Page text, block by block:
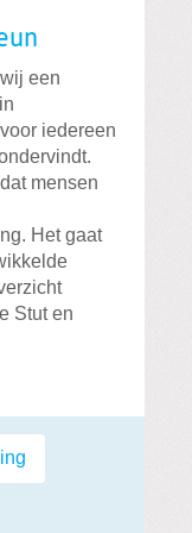
een
iedereen
mensen
Het gaat
Stut en